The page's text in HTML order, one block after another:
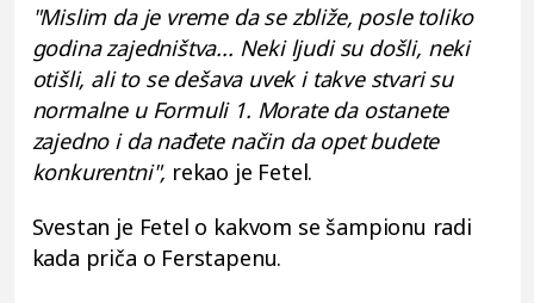
"Mislim da je vreme da se zbliže, posle toliko
godina zajedništva... Neki ljudi su došli, neki
otišli, ali to se dešava uvek i takve stvari su
normalne u Formuli 1. Morate da ostanete
zajedno i da nađete način da opet budete
konkurentni", rekao je Fetel.
Svestan je Fetel o kakvom se šampionu radi
kada priča o Ferstapenu.